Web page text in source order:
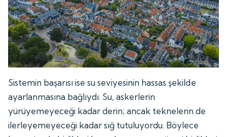
Sistemin başarısı ise su seviyesinin hassas şekilde
ayarlanmasına bağlıydı. Su, askerlerin
yürüyemeyeceği kadar derin; ancak teknelerin de
ilerleyemeyeceği kadar sığ tutuluyordu. Böylece